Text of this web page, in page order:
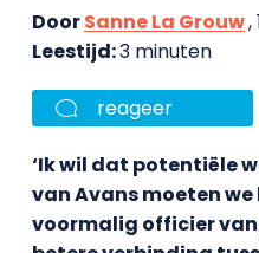
DoorSanne La Grouw,
Leestijd:3 minuten
reageer
‘Ik wil dat potentiële
van Avans moeten we
voormalig officier